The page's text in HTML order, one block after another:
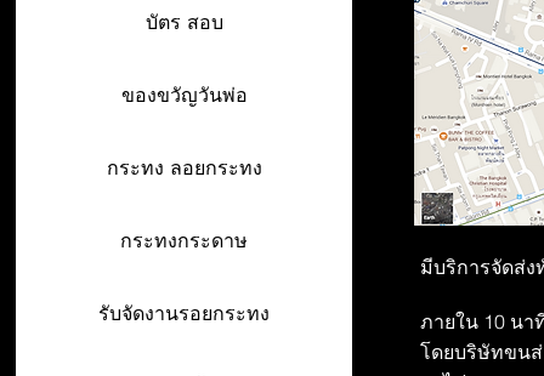
บัตร สอบ
ของขวัญวันพ่อ
กระทง ลอยกระทง
กระทงกระดาษ
รับจัดงานรอยกระทง
มีบริการจัดส่ง
ภายใน 10 นา
โดยบริษัทขน